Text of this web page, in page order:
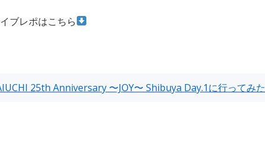
ブレポはこちら
25th Anniversary 〜JOY〜 Shibuya Day.1に行ってみた